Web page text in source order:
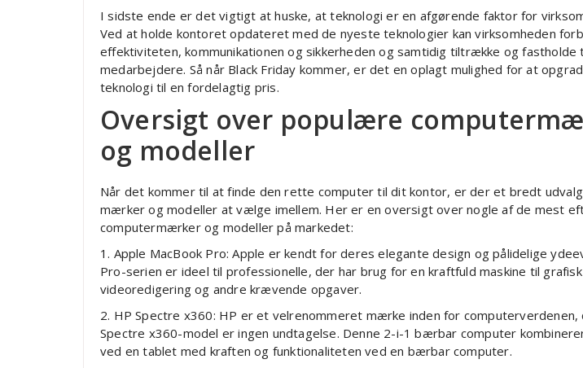
I sidste ende er det vigtigt at huske, at teknologi er en afgørende faktor for
Ved at holde kontoret opdateret med de nyeste teknologier kan virksomheden
effektiviteten, kommunikationen og sikkerheden og samtidig tiltrække og fastholde
medarbejdere. Så når Black Friday kommer, er det en oplagt mulighed for at
teknologi til en fordelagtig pris.
Oversigt over populære
og modeller
Når det kommer til at finde den rette computer til dit kontor, er der et bredt
mærker og modeller at vælge imellem. Her er en oversigt over nogle af de mest
computermærker og modeller på markedet:
1. Apple MacBook Pro: Apple er kendt for deres elegante design og pålidelige
Pro-serien er ideel til professionelle, der har brug for en kraftfuld maskine til
videoredigering og andre krævende opgaver.
2. HP Spectre x360: HP er et velrenommeret mærke inden for computerverdenen,
Spectre x360-model er ingen undtagelse. Denne 2-i-1 bærbar computer
ved en tablet med kraften og funktionaliteten ved en bærbar computer.